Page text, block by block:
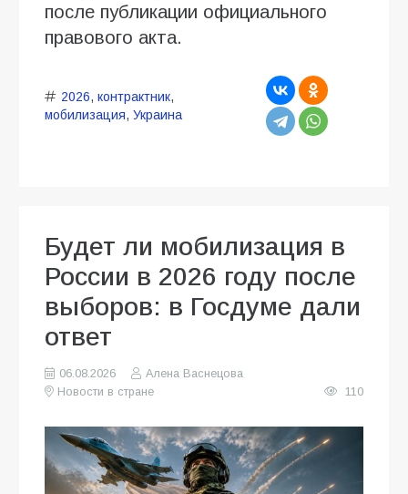
после публикации официального
правового акта.
2026, контрактник,
мобилизация, Украина
Будет ли мобилизация в
России в 2026 году после
выборов: в Госдуме дали
ответ
06.08.2026
Алена Васнецова
Новости в стране
110